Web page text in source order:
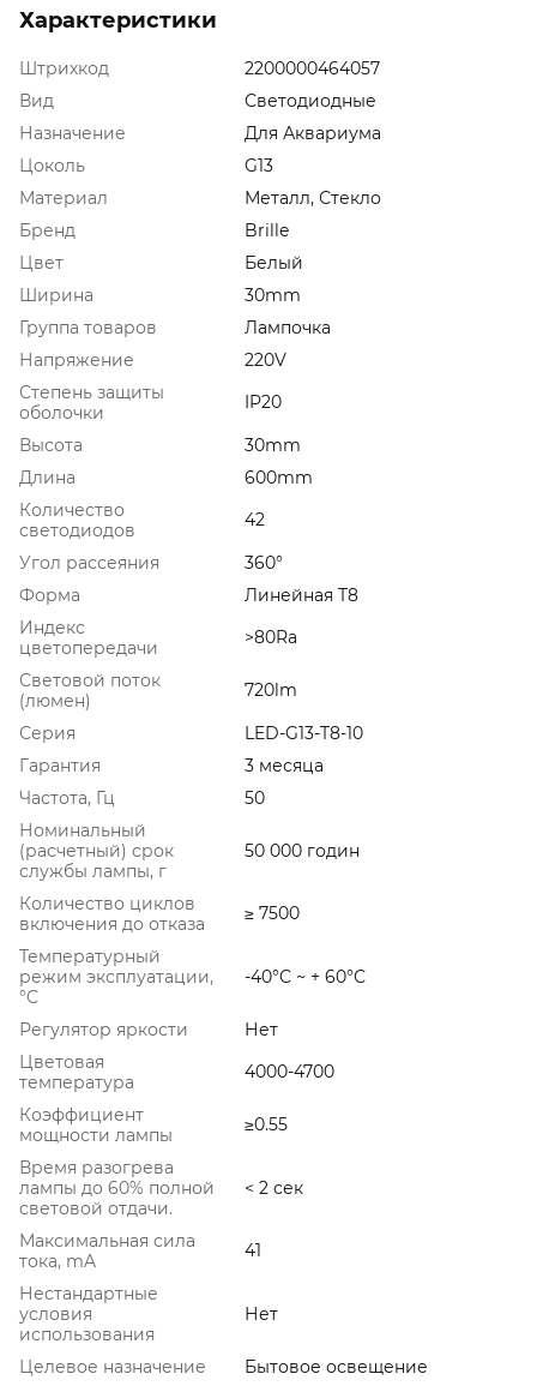
Характеристики
Штрихкод
2200000464057
Вид
Светодиодные
Назначение
Для Аквариума
Цоколь
G13
Материал
Металл, Стекло
Бренд
Brille
Цвет
Белый
Ширина
30mm
Группа товаров
Лампочка
Напряжение
220V
Степень защиты
оболочки
IP20
Высота
30mm
Длина
600mm
Количество
светодиодов
42
Угол рассеяния
360°
Форма
Линейная T8
Индекс
цветопередачи
>80Ra
Световой поток
(люмен)
720lm
Серия
LED-G13-T8-10
Гарантия
3 месяца
Частота, Гц
50
Номинальный
(расчетный) срок
службы лампы, г
50 000 годин
Количество циклов
включения до отказа
≥ 7500
Температурный
режим эксплуатации,
°C
-40°C ~ + 60°С
Регулятор яркости
Нет
Цветовая
температура
4000-4700
Коэффициент
мощности лампы
≥0.55
Время разогрева
лампы до 60% полной
световой отдачи.
< 2 сек
Максимальная сила
тока, mA
41
Нестандартные
условия
использования
Нет
Целевое назначение
Бытовое освещение